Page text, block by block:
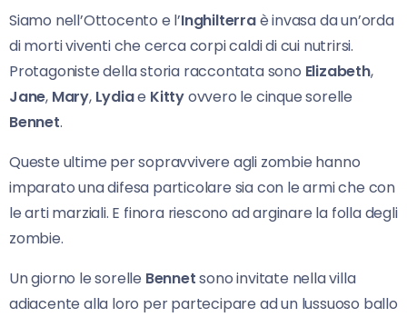
Siamo nell’Ottocento e l’Inghilterraè invasa da un’orda
di morti viventi che cerca corpi caldi di cui nutrirsi.
Protagoniste della storia raccontata sono Elizabeth,
Jane, Mary, Lydiae Kittyovvero le cinque sorelle
Bennet.
Queste ultime per sopravvivere agli zombie hanno
imparato una difesa particolare sia con le armi che con
le arti marziali. E finora riescono ad arginare la folla degli
zombie.
Un giorno le sorelle Bennetsono invitate nella villa
adiacente alla loro per partecipare ad un lussuoso ballo